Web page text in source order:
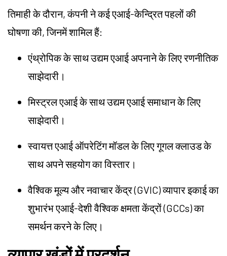
तिमाही के दौरान, कंपनी ने कई एआई-केन्द्रित पहलों की
घोषणा की, जिनमें शामिल हैं:
एंथ्रोपिक के साथ उद्यम एआई अपनाने के लिए रणनीतिक
साझेदारी।
मिस्ट्रल एआई के साथ उद्यम एआई समाधान के लिए
साझेदारी।
स्वायत्त एआई ऑपरेटिंग मॉडल के लिए गूगल क्लाउड के
साथ अपने सहयोग का विस्तार।
वैश्विक मूल्य और नवाचार केंद्र (GVIC) व्यापार इकाई का
शुभारंभ एआई-देशी वैश्विक क्षमता केंद्रों (GCCs) का
समर्थन करने के लिए।